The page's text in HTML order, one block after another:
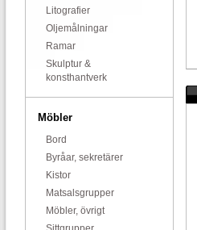
Litografier
Oljemålningar
Ramar
Skulptur &
konsthantverk
Möbler
Bord
Byråar, sekretärer
Kistor
Matsalsgrupper
Möbler, övrigt